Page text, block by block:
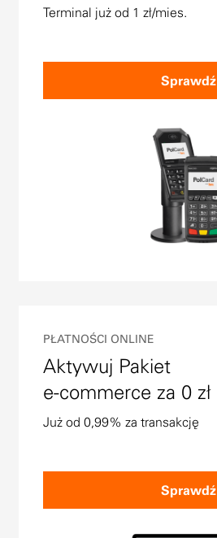
Terminal już od 1 zł/mies.
Sprawdź
PŁATNOŚCI ONLINE
Aktywuj Pakiet
e-commerce za 0 zł
Już od 0,99% za transakcję
Sprawdź